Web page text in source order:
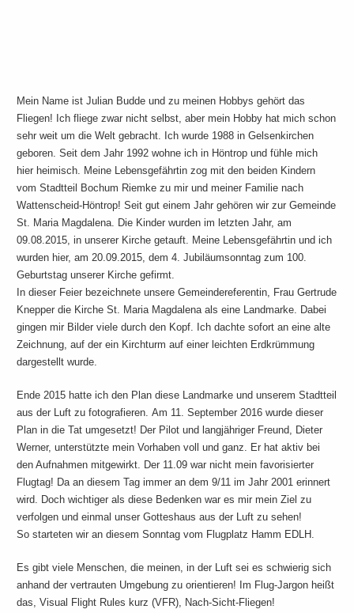
Mein Name ist Julian Budde und zu meinen Hobbys gehört das
Fliegen! Ich fliege zwar nicht selbst, aber mein Hobby hat mich schon
sehr weit um die Welt gebracht. Ich wurde 1988 in Gelsenkirchen
geboren. Seit dem Jahr 1992 wohne ich in Höntrop und fühle mich
hier heimisch. Meine Lebensgefährtin zog mit den beiden Kindern
vom Stadtteil Bochum Riemke zu mir und meiner Familie nach
Wattenscheid-Höntrop! Seit gut einem Jahr gehören wir zur Gemeinde
St. Maria Magdalena. Die Kinder wurden im letzten Jahr, am
09.08.2015, in unserer Kirche getauft. Meine Lebensgefährtin und ich
wurden hier, am 20.09.2015, dem 4. Jubiläumsonntag zum 100.
Geburtstag unserer Kirche gefirmt.
In dieser Feier bezeichnete unsere Gemeindereferentin, Frau Gertrude
Knepper die Kirche St. Maria Magdalena als eine Landmarke. Dabei
gingen mir Bilder viele durch den Kopf. Ich dachte sofort an eine alte
Zeichnung, auf der ein Kirchturm auf einer leichten Erdkrümmung
dargestellt wurde.
Ende 2015 hatte ich den Plan diese Landmarke und unserem Stadtteil
aus der Luft zu fotografieren. Am 11. September 2016 wurde dieser
Plan in die Tat umgesetzt! Der Pilot und langjähriger Freund, Dieter
Werner, unterstützte mein Vorhaben voll und ganz. Er hat aktiv bei
den Aufnahmen mitgewirkt. Der 11.09 war nicht mein favorisierter
Flugtag! Da an diesem Tag immer an dem 9/11 im Jahr 2001 erinnert
wird. Doch wichtiger als diese Bedenken war es mir mein Ziel zu
verfolgen und einmal unser Gotteshaus aus der Luft zu sehen!
So starteten wir an diesem Sonntag vom Flugplatz Hamm EDLH.
Es gibt viele Menschen, die meinen, in der Luft sei es schwierig sich
anhand der vertrauten Umgebung zu orientieren! Im Flug-Jargon heißt
das, Visual Flight Rules kurz (VFR), Nach-Sicht-Fliegen!